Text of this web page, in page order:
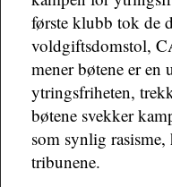
første klubb tok de
voldgiftsdomstol,
mener bøtene er en
ytringsfriheten,
bøtene svekker
som synlig
tribunene.